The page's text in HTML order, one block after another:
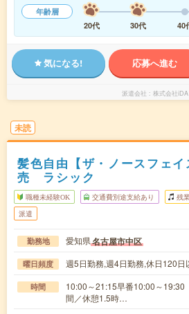
年齢層
20代
30代 40
気になる! 応募へ進む
派遣会社 株式会社iDA
未読
髪色自由【ザ・ノースフェ
売 ラシック
職種未経験OK 交通費別途支給あり 残
派遣
勤務地 愛知県名古屋市中区
曜日頻度 週5日勤務,週4日勤務,休日120日
時間
10:00～21:15早番10:00～
間／休憩1.5時…